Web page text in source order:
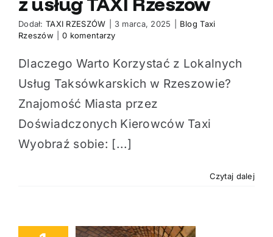
Dodał:TAXI RZESZÓW 3 marca, 2025
Blog Taxi
Rzeszów
0 komentarzy
Dlaczego Warto Korzystać z Lokalnych
Usług Taksówkarskich w Rzeszowie?
Znajomość Miasta przez
Doświadczonych Kierowców Taxi
Wyobraź sobie: [...]
Czytaj dalej